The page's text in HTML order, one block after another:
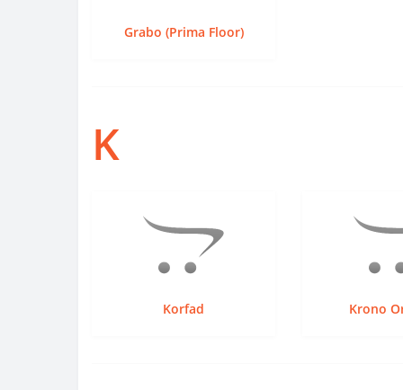
Grabo (Prima Floor)
K
Korfad Krono